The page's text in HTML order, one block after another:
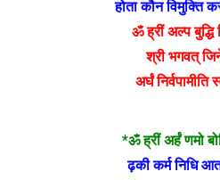
होता कौन विमुक्ति
ॐ ह्रीं अल्प बुद्धि
श्री भगवत्
अर्घं निर्वपामीति
*ॐ ह्रीं अर्हं णमो
ढ़की कर्म निधि